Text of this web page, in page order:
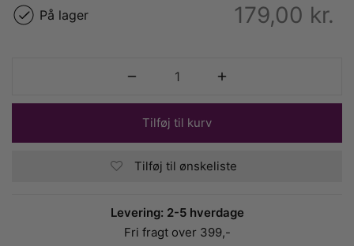
179,00 kr.
På lager
Tilføj til kurv
Tilføj til ønskeliste
Levering: 2-5 hverdage
Fri fragt over 399,-